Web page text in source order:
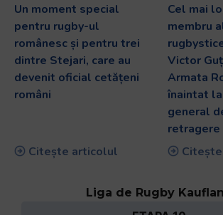
Un moment special
pentru rugby-ul
românesc și pentru trei
dintre Stejari, care au
devenit oficial cetățeni
români
Citește articolul
Cel mai
membru
Victor
Armata
înaintat
general
retragere
Liga de Rugby